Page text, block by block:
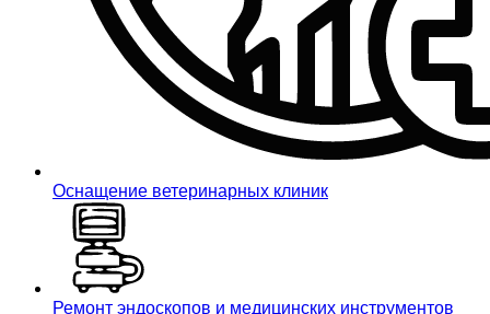
Оснащение ветеринарных клиник
Ремонт эндоскопов и медицинских инструментов